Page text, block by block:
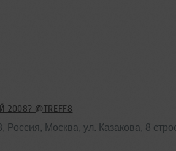
2008? @TREFF8
, Россия , Москва, ул. Казакова, 8